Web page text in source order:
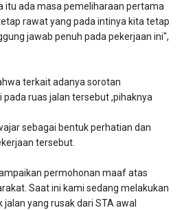
itu ada masa pemeliharaan pertama
rawat yang pada intinya kita tetap
jawab penuh pada pekerjaan ini",
terkait adanya sorotan
ruas jalan tersebut ,pihaknya
sebagai bentuk perhatian dan
tersebut.
permohonan maaf atas
Saat ini kami sedang melakukan
yang rusak dari STA awal